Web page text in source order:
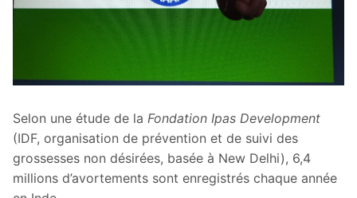
Selon une étude de la Fondation Ipas Development
(IDF, organisation de prévention et de suivi des
grossesses non désirées, basée à New Delhi), 6,4
millions d’avortements sont enregistrés chaque année